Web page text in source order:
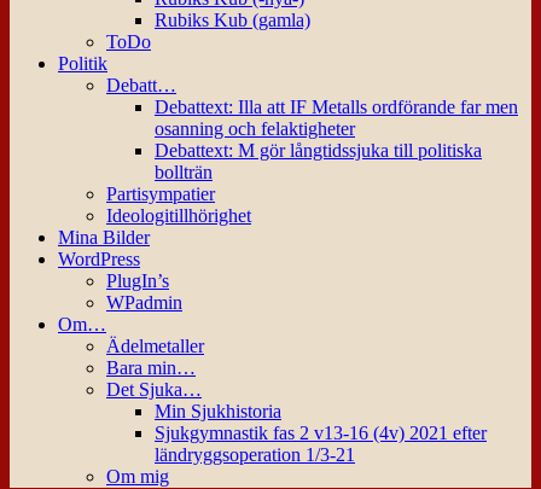
Rubiks Kub (gamla)
ToDo
Politik
Debatt…
Debattext: Illa att IF Metalls ordförande far men
osanning och felaktigheter
Debattext: M gör långtidssjuka till politiska
bollträn
Partisympatier
Ideologitillhörighet
Mina Bilder
WordPress
PlugIn’s
WPadmin
Om…
Ädelmetaller
Bara min…
Det Sjuka…
Min Sjukhistoria
Sjukgymnastik fas 2 v13-16 (4v) 2021 efter
ländryggsoperation 1/3-21
Om mig